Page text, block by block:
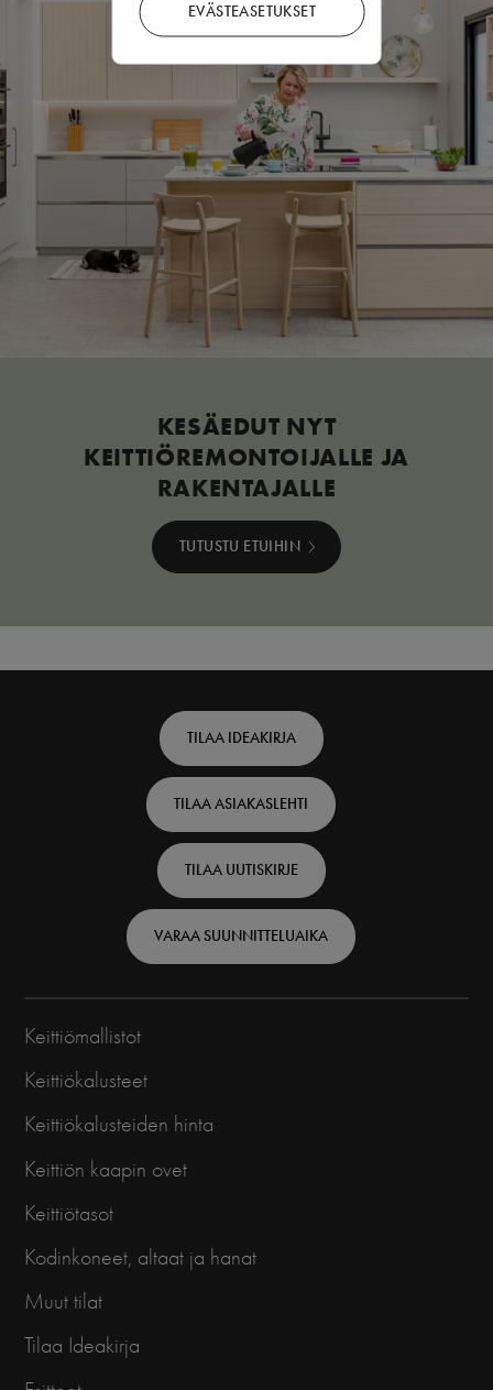
EVÄSTEASETUKSET
KESÄEDUT NYT
KEITTIÖREMONTOIJALLE JA
RAKENTAJALLE
TUTUSTU ETUIHIN
Finnish
TILAA IDEAKIRJA
TILAA ASIAKASLEHTI
TILAA UUTISKIRJE
VARAA SUUNNITTELUAIKA
Keittiömallistot
Keittiökalusteet
Keittiökalusteiden hinta
Keittiön kaapin ovet
Keittiötasot
Kodinkoneet, altaat ja hanat
Muut tilat
Tilaa Ideakirja